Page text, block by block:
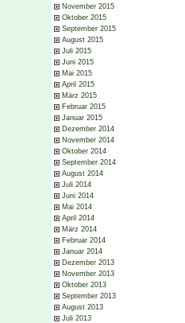
November 2015
Oktober 2015
September 2015
August 2015
Juli 2015
Juni 2015
Mai 2015
April 2015
März 2015
Februar 2015
Januar 2015
Dezember 2014
November 2014
Oktober 2014
September 2014
August 2014
Juli 2014
Juni 2014
Mai 2014
April 2014
März 2014
Februar 2014
Januar 2014
Dezember 2013
November 2013
Oktober 2013
September 2013
August 2013
Juli 2013